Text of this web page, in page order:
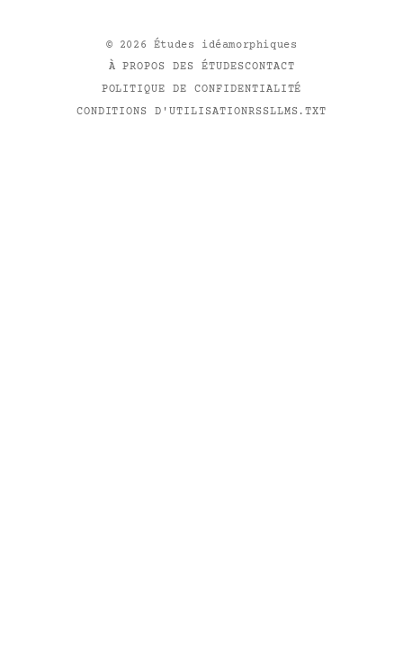
© 2026 Études idéamorphiques
À PROPOS DES ÉTUDESCONTACT
POLITIQUE DE CONFIDENTIALITÉ
CONDITIONS D'UTILISATIONRSSLLMS.TXT